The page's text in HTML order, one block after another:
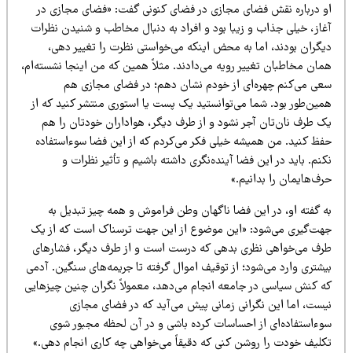
درباره نقش فضای مجازی در فضای کنونی گفت: «فضای مجازی در
خیلی جذاب و زیبا بود و افراد به دنبال مخاطب و شنیدن نظرات
بودند، اما به محض اینکه می‌خواستی نظرت را تغییر دهی،
مخاطبان تغییر رویه می‌دادند. مثلاً همین که من اینجا نشسته‌ام،
می‌کنم چهره‌ای از خودم نشان دهم؛ در فضای مجازی هم
بود. شما می‌توانستید یک پست یا استوری منتشر کنید که از
طرف نان‌تان آجر نشود و از طرف دیگر، هواداران خودتان را هم
کنید. من همیشه خیلی فکر می‌کردم که از این فضا سوءاستفاده
باید در این فضا آینده‌نگری داشته باشیم و تأثیر نظرات و
را بدانیم.»
گفته او، در این فضا ناگهان وطن فراموش و همه چیز تبدیل به
می‌شود: «این موضوع از این جهت ترسناک است که از یک
می‌خواهی نظری بدهی که درست است و از طرف دیگر، فشارهای
وارد می‌شود؛ از توقیف اموال گرفته تا جریمه‌های سنگین. آدمی
کنش سیاسی در جامعه انجام می‌دهد، معمولاً نگران چنین چیزهایی
اما این نگرانی زمانی پیش می‌آید که در فضای مجازی
از احساسات کرده باشی و در آن لحظه مجبور شوی
خودت را روشن کنی که دقیقاً می‌خواهی چه کاری انجام دهی.»